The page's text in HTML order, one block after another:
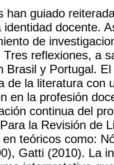
han guiado
identidad docente.
de
reflexiones, a
Brasil y Portugal.
de la literatura con
en la profesión
continua del
la Revisión de
teóricos como:
Gatti (2010). La